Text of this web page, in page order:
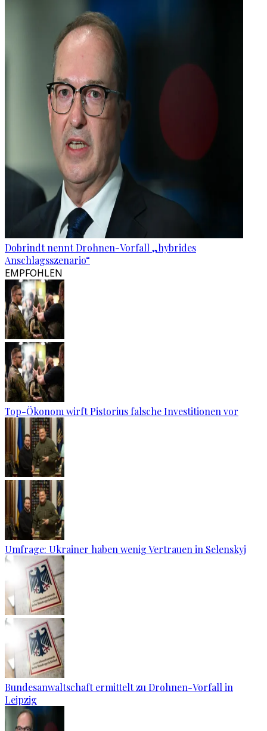
Dobrindt nennt Drohnen-Vorfall „hybrides
Anschlagsszenario“
EMPFOHLEN
Top-Ökonom wirft Pistorius falsche Investitionen vor
Umfrage: Ukrainer haben wenig Vertrauen in Selenskyj
Bundesanwaltschaft ermittelt zu Drohnen-Vorfall in
Leipzig